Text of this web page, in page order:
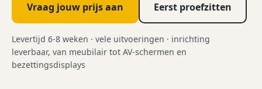
Vraag jouw prijs aan Eerst proefzitten
Levertijd 6-8 weken · vele uitvoeringen · inrichting
leverbaar, van meubilair tot AV-schermen en
bezettingsdisplays